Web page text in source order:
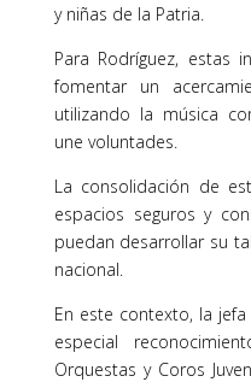
y niñas de la Patria.
Para Rodríguez, estas
fomentar un
utilizando la música
une voluntades.
La consolidación de
espacios seguros y
puedan desarrollar su
nacional.
En este contexto, la
especial
Orquestas y Coros